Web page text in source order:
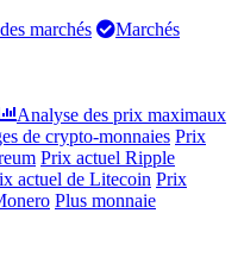
marchés
Marchés
Analyse des prix maximaux
de crypto-monnaies Prix
Prix actuel Ripple
actuel de Litecoin Prix
Plus monnaie